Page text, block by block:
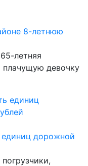
8-летнюю
летняя
девочку
единиц дорожной